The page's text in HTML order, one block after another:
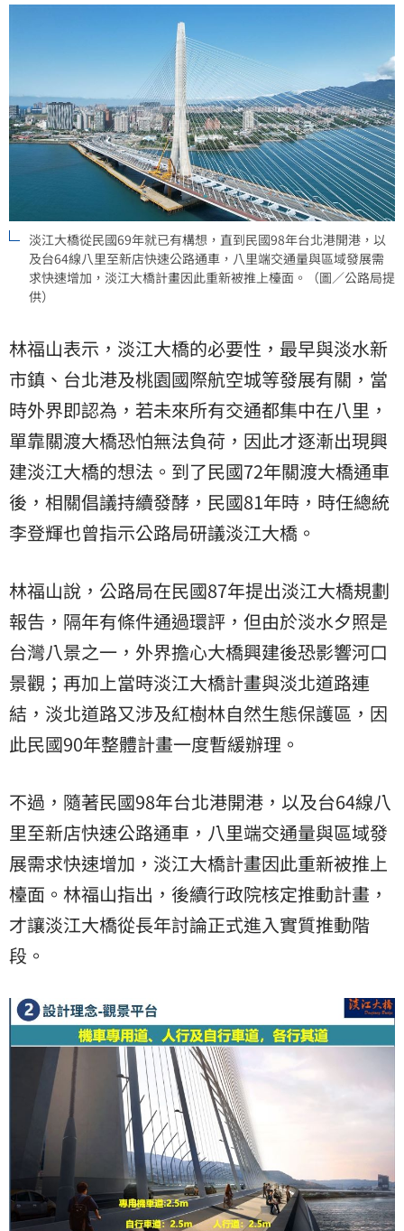
淡江大橋從民國69年就已有構想，直到民國98年台北港開港，以
及台64線八里至新店快速公路通車，八里端交通量與區域發展需
求快速增加，淡江大橋計畫因此重新被推上檯面。（圖／公路局提
供）
林福山表示，淡江大橋的必要性，最早與淡水新
市鎮、台北港及桃園國際航空城等發展有關，當
時外界即認為，若未來所有交通都集中在八里，
單靠關渡大橋恐怕無法負荷，因此才逐漸出現興
建淡江大橋的想法。到了民國72年關渡大橋通車
後，相關倡議持續發酵，民國81年時，時任總統
李登輝也曾指示公路局研議淡江大橋。
林福山說，公路局在民國87年提出淡江大橋規劃
報告，隔年有條件通過環評，但由於淡水夕照是
台灣八景之一，外界擔心大橋興建後恐影響河口
景觀；再加上當時淡江大橋計畫與淡北道路連
結，淡北道路又涉及紅樹林自然生態保護區，因
此民國90年整體計畫一度暫緩辦理。
不過，隨著民國98年台北港開港，以及台64線八
里至新店快速公路通車，八里端交通量與區域發
展需求快速增加，淡江大橋計畫因此重新被推上
檯面。林福山指出，後續行政院核定推動計畫，
才讓淡江大橋從長年討論正式進入實質推動階
段。